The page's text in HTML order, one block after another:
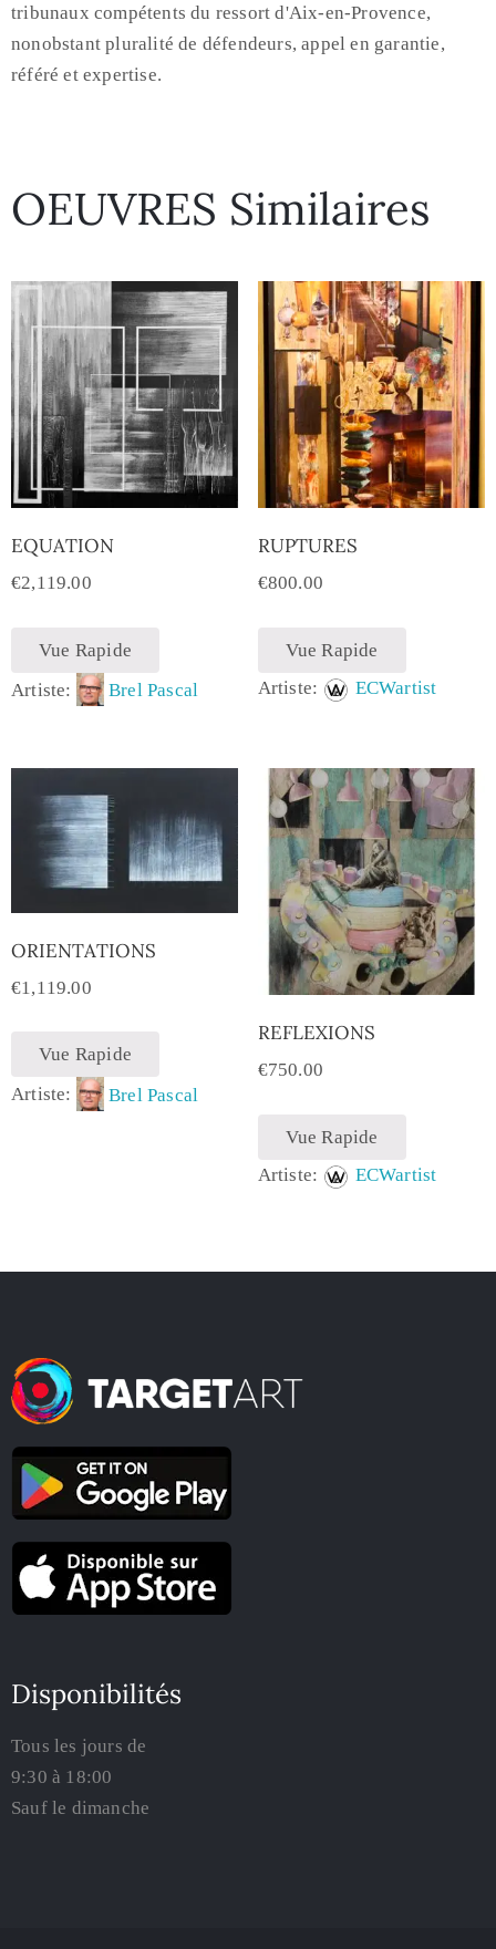
tribunaux compétents du ressort d'Aix-en-Provence,
nonobstant pluralité de défendeurs, appel en garantie,
référé et expertise.
OEUVRES Similaires
EQUATION
€2,119.00
Vue Rapide
Artiste:
Brel Pascal
RUPTURES
€800.00
Vue Rapide
Artiste:
ECWartist
ORIENTATIONS
€1,119.00
Vue Rapide
Artiste:
Brel Pascal
REFLEXIONS
€750.00
Vue Rapide
Artiste:
ECWartist
Disponibilités
Tous les jours de
9:30 à 18:00
Sauf le dimanche